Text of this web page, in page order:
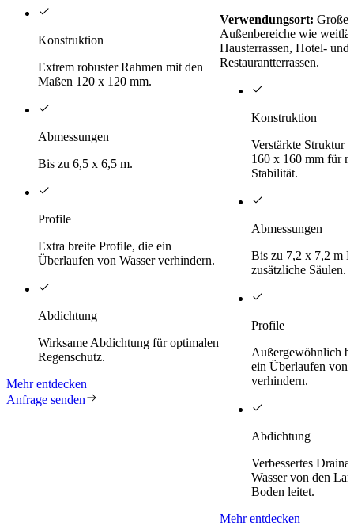
Konstruktion
Extrem robuster Rahmen mit den
Maßen 120 x 120 mm.
Abmessungen
Bis zu 6,5 x 6,5 m.
Profile
Extra breite Profile, die ein
Überlaufen von Wasser verhindern.
Abdichtung
Wirksame Abdichtung für optimalen
Regenschutz.
Mehr entdecken
Anfrage senden
Verwendungsort: Große
Außenbereiche wie
Hausterrassen, Hotel- und
Restaurantterrassen.
Konstruktion
Verstärkte Struktur
160 x 160 mm für
Stabilität.
Abmessungen
Bis zu 7,2 x 7,2 m
zusätzliche Säulen.
Profile
Außergewöhnlich
ein Überlaufen von
verhindern.
Abdichtung
Verbessertes
Wasser von den
Boden leitet.
Mehr entdecken